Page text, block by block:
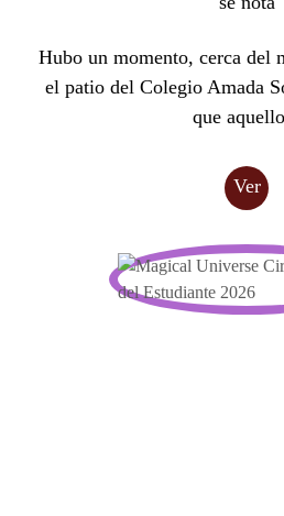
Hubo un momento, cerca del
el patio del Colegio Amada
que
Ver